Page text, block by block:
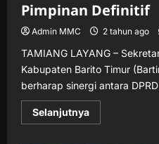
Pimpinan Definitif
Admin MMC 2 tahun ago
TAMIANG LAYANG –
Kabupaten Barito Timur
berharap sinergi antara
SelanjutnyaRead
more